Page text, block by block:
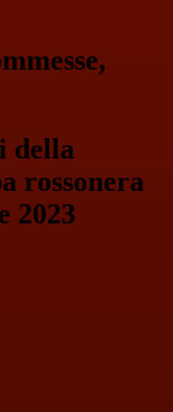
della
rossonera
2023